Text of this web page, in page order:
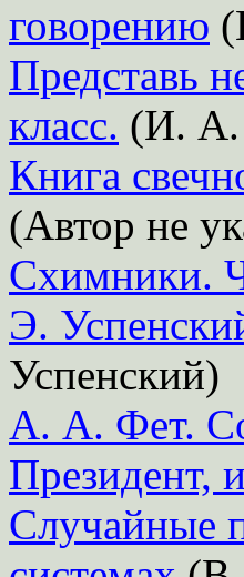
говорению
Представь
класс. (И. А.
Книга
(Автор не
Схимники.
Э.
Успенский)
А. А. Фет.
Президент,
Случайные